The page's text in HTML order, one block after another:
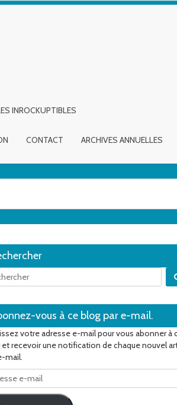
INROCKUPTIBLES
CONTACT ARCHIVES ANNUELLES
vous à ce blog par e-mail.
votre adresse e-mail pour vous abonner à
recevoir une notification de chaque nouvel
mail.